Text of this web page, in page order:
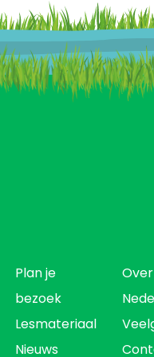
Plan je
bezoek
Lesmateriaal
Nieuws